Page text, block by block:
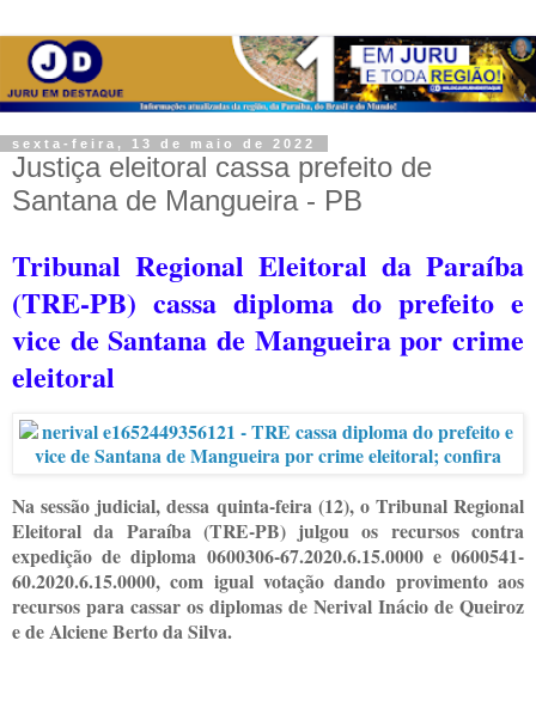
sexta-feira, 13 de maio de 2022
Justiça eleitoral cassa prefeito de
Santana de Mangueira - PB
Tribunal Regional Eleitoral da Paraíba
(TRE-PB) cassa diploma do prefeito e
vice de Santana de Mangueira por crime
eleitoral
Na sessão judicial, dessa quinta-feira (12), o Tribunal Regional
Eleitoral da Paraíba (TRE-PB) julgou os recursos contra
expedição de diploma 0600306-67.2020.6.15.0000 e 0600541-
60.2020.6.15.0000, com igual votação dando provimento aos
recursos para cassar os diplomas de Nerival Inácio de Queiroz
e de Alciene Berto da Silva.